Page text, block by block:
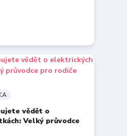
vědět o
Velký průvodce